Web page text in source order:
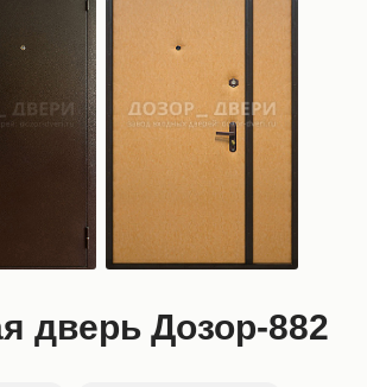
дверь Дозор-882